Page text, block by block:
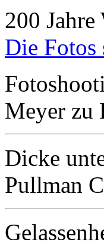
200
Die Fotos
Meyer zu
Dicke
Pullman